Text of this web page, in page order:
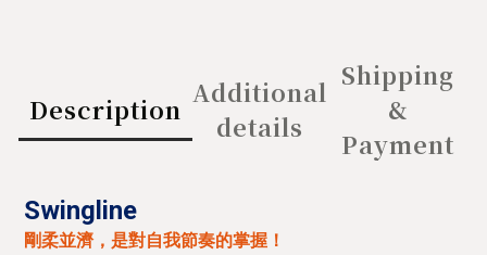
Description
Additional
details
Shipping
&
Payment
Swingline
剛柔並濟，是對自我節奏的掌握！